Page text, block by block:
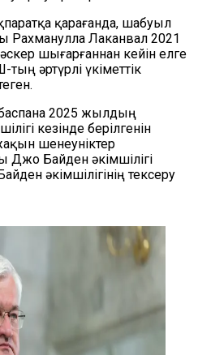
қарағанда, шабуыл
Рахманулла Лаканвал 2021
шығарғаннан кейін елге
әртүрлі үкіметтік
2025 жылдың
кезінде берілгенін
шенеуніктер
Байден әкімшілігі
әкімшілігінің тексеру